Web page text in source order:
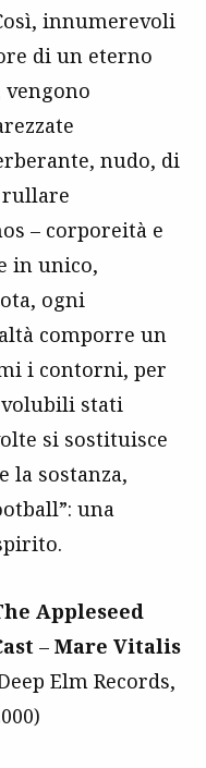
innumerevoli
di un eterno
vengono
nudo, di
rullare
– corporeità e
in unico,
ogni
comporre un
i contorni, per
stati
si sostituisce
la sostanza,
una
Appleseed
– Mare Vitalis
Elm Records,